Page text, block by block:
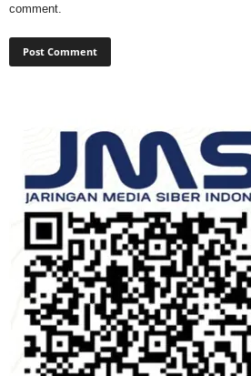
comment.